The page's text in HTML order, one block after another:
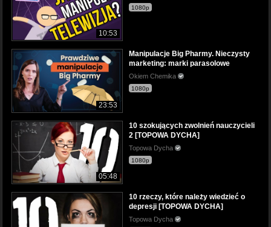
10:53
1080p
23:53
Manipulacje Big Pharmy. Nieczysty
marketing: marki parasolowe
Okiem Chemika
1080p
05:48
10 szokujących zwolnień nauczycieli
2 [TOPOWA DYCHA]
Topowa Dycha
1080p
10 rzeczy, które należy wiedzieć o
depresji [TOPOWA DYCHA]
Topowa Dycha